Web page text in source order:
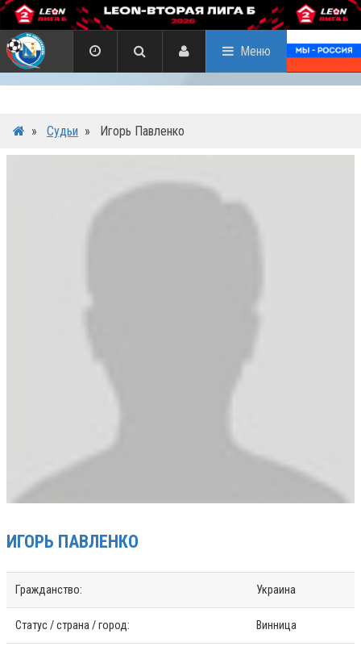
Меню
» Судьи » Игорь Павленко
ИГОРЬ ПАВЛЕНКО
Гражданство: Украина
Статус / страна / город: Винница